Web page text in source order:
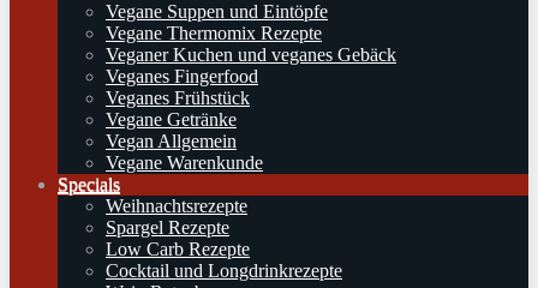
Vegane Suppen und Eintöpfe
Vegane Thermomix Rezepte
Veganer Kuchen und veganes Gebäck
Veganes Fingerfood
Veganes Frühstück
Vegane Getränke
Vegan Allgemein
Vegane Warenkunde
Specials
Weihnachtsrezepte
Spargel Rezepte
Low Carb Rezepte
Cocktail und Longdrinkrezepte